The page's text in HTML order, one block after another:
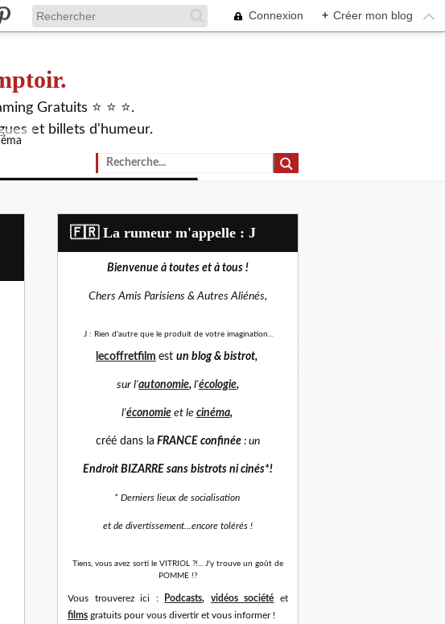
Connexion + Créer mon blog
Gratuits ⭐ ⭐ ⭐.
et billets d'humeur.
​🇫🇷​ La rumeur m'appelle : J
Bienvenue à toutes et à tous !
Chers Amis Parisiens &Autres Aliénés,
J : Rien d'autre que le produit de votre imagination...
lecoffretfilm est un blog & bistrot,
sur l'autonomie, l'écologie,
l'économie et le cinéma,
créé dans la FRANCE confinée : un
Endroit BIZARRE sans bistrots ni cinés*!
* Derniers lieux de socialisation
et de divertissement... encore tolérés !
Tiens, vous avez sorti le VITRIOL ?!... J'y trouve un goût de
POMME !?
Vous trouverez ici : Podcasts, vidéos société et
films gratuits pour vous divertir et vous informer !